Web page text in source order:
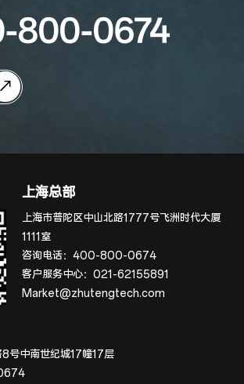
800-0674
上海总部
上海市普陀区中山北路1777号飞洲时代大厦
1111室
咨询电话：400-800-0674
客户服务中心：021-62155891
Market@zhutengtech.com
号中南世纪城17幢17层